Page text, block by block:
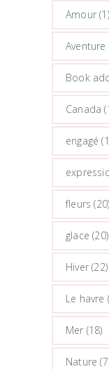
Amour (1)
Aventure
Book
Canada
engagé
fleurs (20)
glace (20)
Hiver (22)
Le havre
Mer (18)
Nature